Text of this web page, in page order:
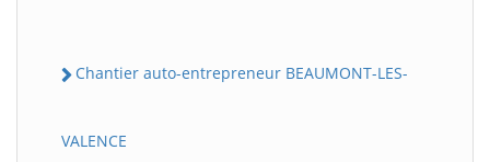
Chantier auto-entrepreneur BEAUMONT-LES-
VALENCE